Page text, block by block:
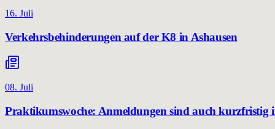
16. Juli
Verkehrsbehinderungen auf der K8 in Ashausen
08. Juli
Praktikumswoche: Anmeldungen sind auch kurzfristig